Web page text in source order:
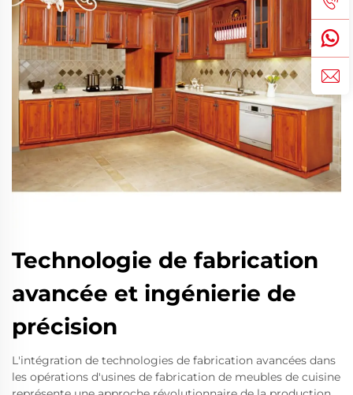
Technologie de fabrication
avancée et ingénierie de
précision
L'intégration de technologies de fabrication avancées dans
les opérations d'usines de fabrication de meubles de cuisine